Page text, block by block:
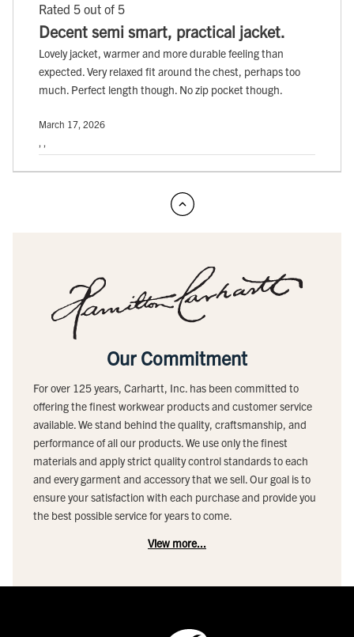
Rated 5 out of 5
Decent semi smart, practical jacket.
Lovely jacket, warmer and more durable feeling than
expected. Very relaxed fit around the chest, perhaps too
much. Perfect length though. No zip pocket though.
March 17, 2026
, ,
Our Commitment
For over 125 years, Carhartt, Inc. has been committed to
offering the finest workwear products and customer service
available. We stand behind the quality, craftsmanship, and
performance of all our products. We use only the finest
materials and apply strict quality control standards to each
and every garment and accessory that we sell. Our goal is to
ensure your satisfaction with each purchase and provide you
the best possible service for years to come.
View more...